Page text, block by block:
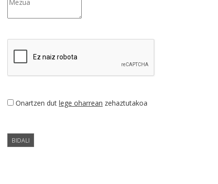
Onartzen dut lege oharrean zehaztutakoa
BIDALI